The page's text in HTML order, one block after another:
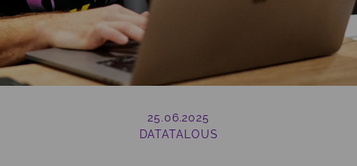
25.06.2025
DATATALOUS